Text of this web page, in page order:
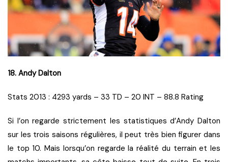
18. Andy Dalton
Stats 2013 : 4293 yards – 33 TD – 20 INT – 88.8 Rating
Si l’on regarde strictement les statistiques d’Andy Dalton
sur les trois saisons régulières, il peut très bien figurer dans
le top 10. Mais lorsqu’on regarde la réalité du terrain et les